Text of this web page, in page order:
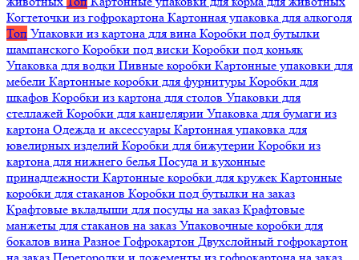
Когтеточки из гофрокартона Картонная упаковка для алкоголя
Топ Упаковки из картона для вина Коробки под бутылки
шампанского Коробки под виски Коробки под коньяк
Упаковка для водки Пивные коробки Картонные упаковки для
мебели Картонные коробки для фурнитуры Коробки для
шкафов Коробки из картона для столов Упаковки для
стеллажей Коробки для канцелярии Упаковка для бумаги из
картона Одежда и аксессуары Картонная упаковка для
ювелирных изделий Коробки для бижутерии Коробки из
картона для нижнего белья Посуда и кухонные
принадлежности Картонные коробки для кружек Картонные
коробки для стаканов Коробки под бутылки на заказ
Крафтовые вкладыши для посуды на заказ Крафтовые
манжеты для стаканов на заказ Упаковочные коробки для
бокалов вина Разное Гофрокартон Двухслойный гофрокартон